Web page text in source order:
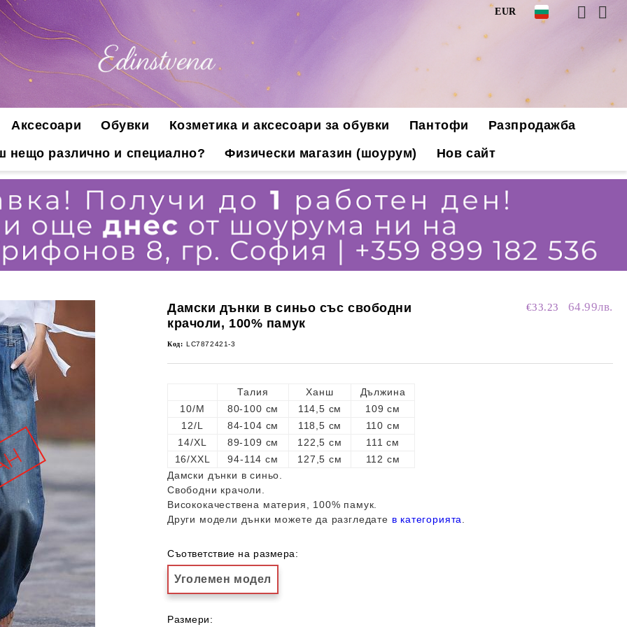
EUR
Аксесоари Обувки Козметика и аксесоари за обувки Пантофи
Разпродажба
нещо различно и специално?
Физически магазин (шоурум) Нов сайт
Дамски дънки в синьо със свободни
крачоли, 100% памук
€33.23 64.99лв.
Код: LC7872421-3
Талия Ханш
Дължина
10/M
80-100 см 114,5 см
109 см
12/L
84-104 см 118,5 см
110 см
14/XL
89-109 см 122,5 см
111 см
16/XXL
94-114 см 127,5 см
112 см
Дамски дънки в синьо.
Свободни крачоли.
Висококачествена материя, 100% памук.
Други модели дънки можете да разгледате в категорията
Съответствие на размера:
Уголемен модел
Размери: